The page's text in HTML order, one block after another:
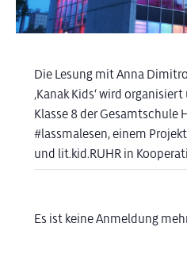
Die Lesung mit Anna
‚Kanak Kids‘ wird
Klasse 8 der Gesamtschule
#lassmalesen, einem
und lit.kid.RUHR in
Es ist keine Anmeldung